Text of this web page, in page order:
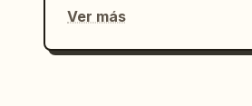
Ver más